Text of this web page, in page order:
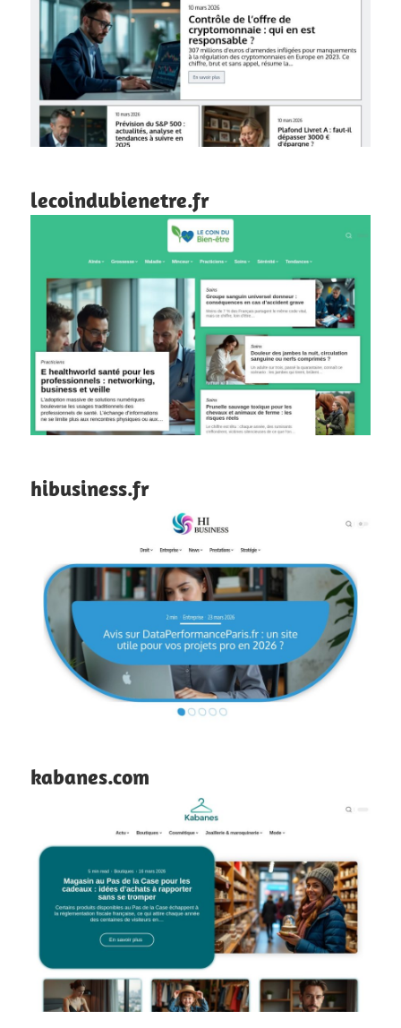
lecoindubienetre.fr
hibusiness.fr
kabanes.com